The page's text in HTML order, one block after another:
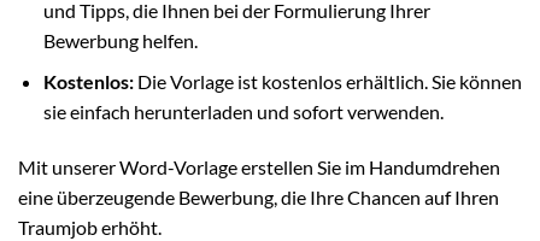
und Tipps, die Ihnen bei der Formulierung Ihrer
Bewerbung helfen.
Kostenlos:Die Vorlage ist kostenlos erhältlich. Sie können
sie einfach herunterladen und sofort verwenden.
Mit unserer Word-Vorlage erstellen Sie im Handumdrehen
eine überzeugende Bewerbung, die Ihre Chancen auf Ihren
Traumjob erhöht.